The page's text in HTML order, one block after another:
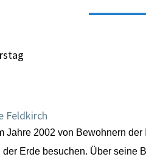
Feldkirch
Jahre 2002 von Bewohnern
der Erde besuchen. Über seine